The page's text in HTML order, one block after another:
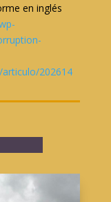
en inglés
202614